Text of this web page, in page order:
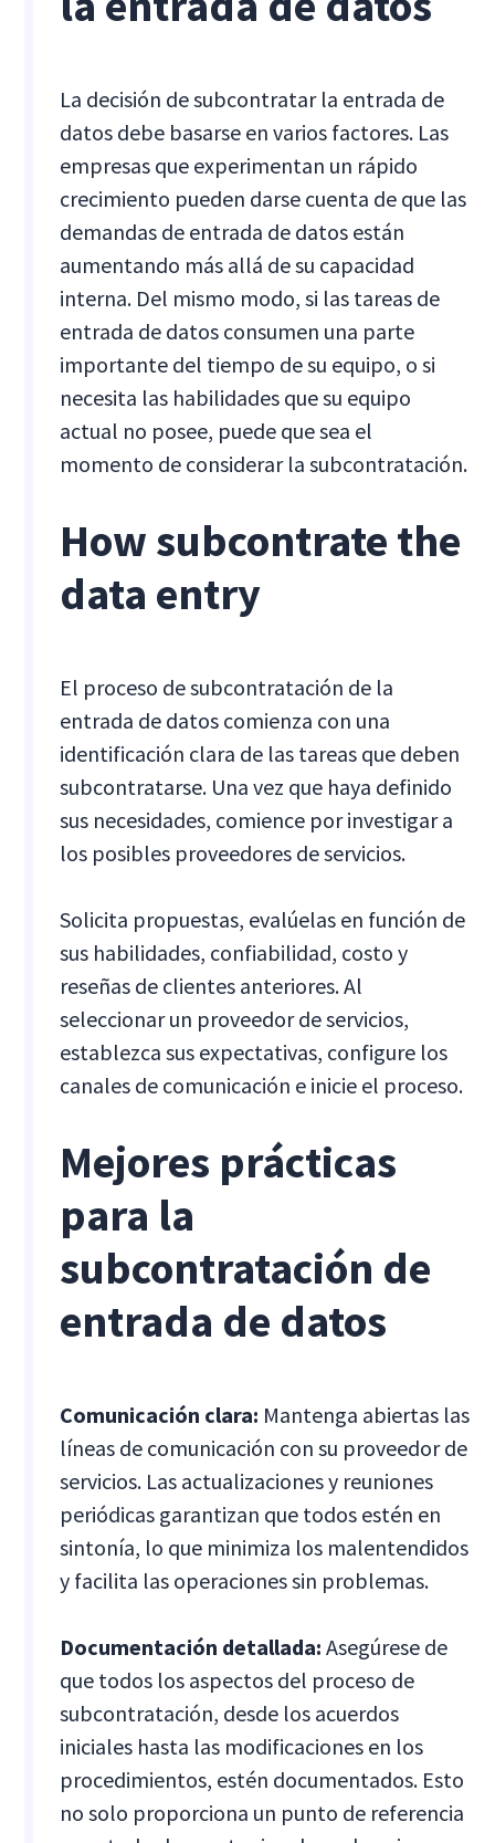
La decisión de subcontratar la entrada de
datos debe basarse en varios factores. Las
empresas que experimentan un rápido
crecimiento pueden darse cuenta de que las
demandas de entrada de datos están
aumentando más allá de su capacidad
interna. Del mismo modo, si las tareas de
entrada de datos consumen una parte
importante del tiempo de su equipo, o si
necesita las habilidades que su equipo
actual no posee, puede que sea el
momento de considerar la subcontratación.
How subcontrate the
data entry
El proceso de subcontratación de la
entrada de datos comienza con una
identificación clara de las tareas que deben
subcontratarse. Una vez que haya definido
sus necesidades, comience por investigar a
los posibles proveedores de servicios.
Solicita propuestas, evalúelas en función de
sus habilidades, confiabilidad, costo y
reseñas de clientes anteriores. Al
seleccionar un proveedor de servicios,
establezca sus expectativas, configure los
canales de comunicación e inicie el proceso.
Mejores prácticas
para la
subcontratación de
entrada de datos
Comunicación clara: Mantenga abiertas las
líneas de comunicación con su proveedor de
servicios. Las actualizaciones y reuniones
periódicas garantizan que todos estén en
sintonía, lo que minimiza los malentendidos
y facilita las operaciones sin problemas.
Documentación detallada:Asegúrese de
que todos los aspectos del proceso de
subcontratación, desde los acuerdos
iniciales hasta las modificaciones en los
procedimientos, estén documentados. Esto
no solo proporciona un punto de referencia